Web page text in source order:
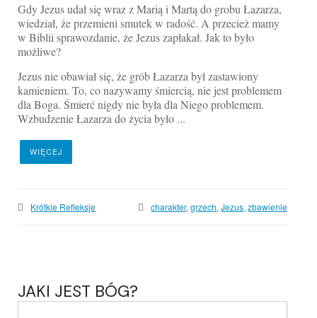
Gdy Jezus udał się wraz z Marią i Martą do grobu Łazarza,
wiedział, że przemieni smutek w radość. A przecież mamy
w Biblii sprawoz­danie, że Jezus zapłakał. Jak to było
możliwe?
Jezus nie obawiał się, że grób Łazarza był zastawiony
kamieniem. To, co nazywamy śmiercią, nie jest problemem
dla Boga. Śmierć nigdy nie była dla Niego problemem.
Wzbudzenie Łazarza do życia było ...
WIĘCEJ
Krótkie Refleksje charakter,grzech,Jezus,zbawienie
JAKI JEST BÓG?